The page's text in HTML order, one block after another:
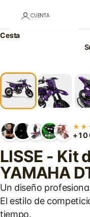
CUENTA
Cesta
+10
LISSE - Kit
YAMAHA
Un diseño
El estilo de
tiempo.